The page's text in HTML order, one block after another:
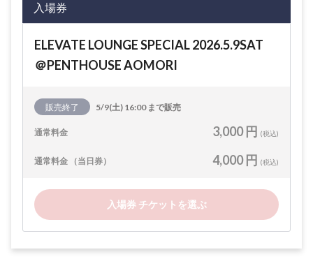
入場券
ELEVATE LOUNGE SPECIAL 2026.5.9SAT
＠PENTHOUSE AOMORI
販売終了 5/9(土) 16:00 まで販売
通常料金 3,000 円 (税込)
通常料金 （当日券） 4,000 円 (税込)
入場券 チケットを選ぶ